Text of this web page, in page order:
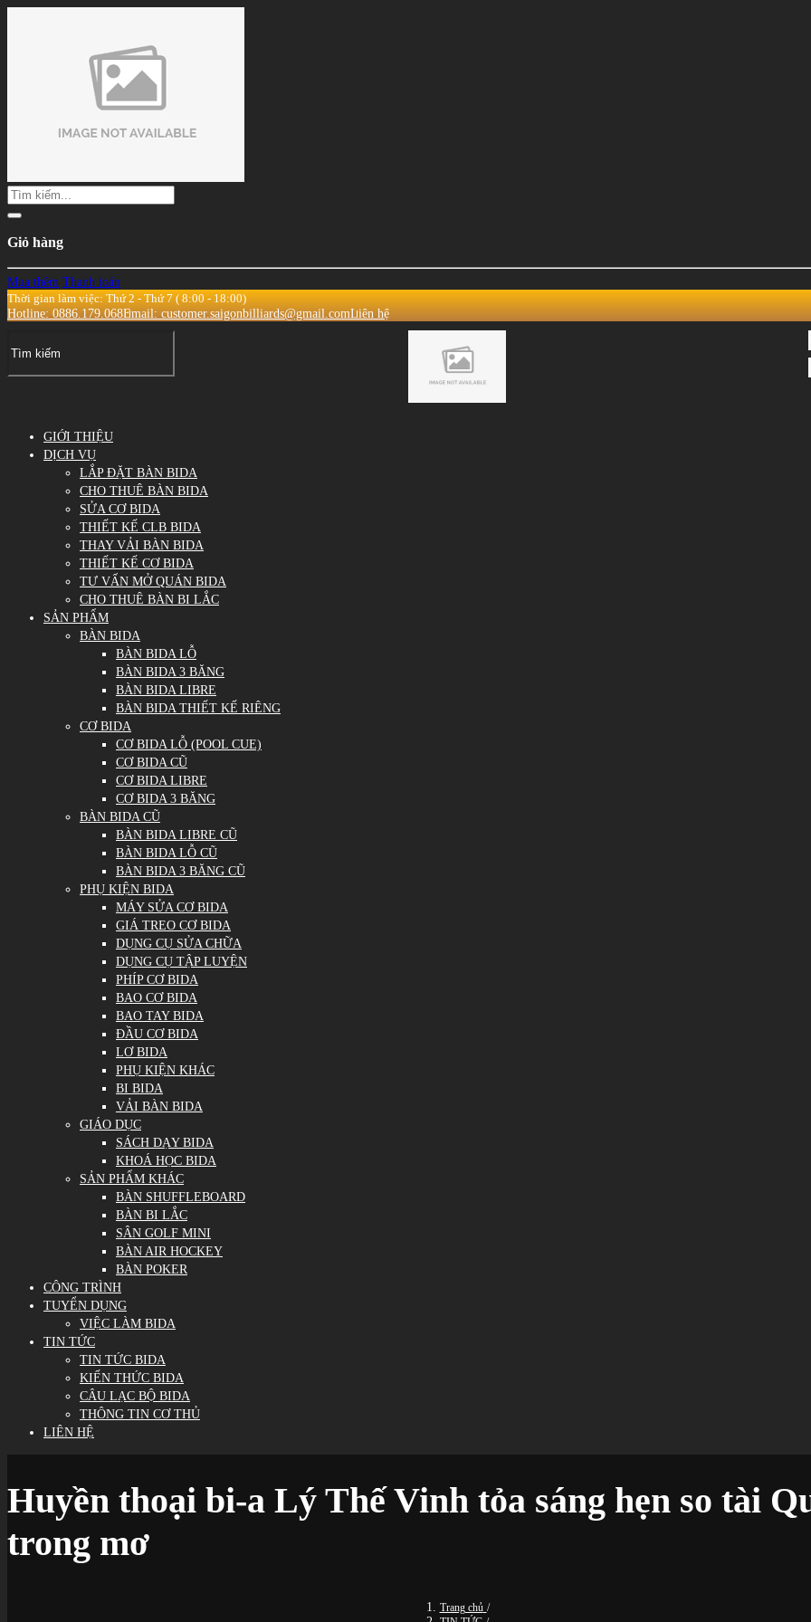
Giỏ hàng
Mua thêm Thanh toán
Thời gian làm việc: Thứ 2 - Thứ 7 ( 8:00 - 18:00)
Hotline: 0886.179.068Email: customer.saigonbilliards@gmail.comLiên hệ
GIỚI THIỆU
DỊCH VỤ
LẮP ĐẶT BÀN BIDA
CHO THUÊ BÀN BIDA
SỬA CƠ BIDA
THIẾT KẾ CLB BIDA
THAY VẢI BÀN BIDA
THIẾT KẾ CƠ BIDA
TƯ VẤN MỞ QUÁN BIDA
CHO THUÊ BÀN BI LẮC
SẢN PHẨM
BÀN BIDA
BÀN BIDA LỖ
BÀN BIDA 3 BĂNG
BÀN BIDA LIBRE
BÀN BIDA THIẾT KẾ RIÊNG
CƠ BIDA
CƠ BIDA LỖ (POOL CUE)
CƠ BIDA CŨ
CƠ BIDA LIBRE
CƠ BIDA 3 BĂNG
BÀN BIDA CŨ
BÀN BIDA LIBRE CŨ
BÀN BIDA LỖ CŨ
BÀN BIDA 3 BĂNG CŨ
PHỤ KIỆN BIDA
MÁY SỬA CƠ BIDA
GIÁ TREO CƠ BIDA
DỤNG CỤ SỬA CHỮA
DỤNG CỤ TẬP LUYỆN
PHÍP CƠ BIDA
BAO CƠ BIDA
BAO TAY BIDA
ĐẦU CƠ BIDA
LƠ BIDA
PHỤ KIỆN KHÁC
BI BIDA
VẢI BÀN BIDA
GIÁO DỤC
SÁCH DẠY BIDA
KHOÁ HỌC BIDA
SẢN PHẨM KHÁC
BÀN SHUFFLEBOARD
BÀN BI LẮC
SÂN GOLF MINI
BÀN AIR HOCKEY
BÀN POKER
CÔNG TRÌNH
TUYỂN DỤNG
VIỆC LÀM BIDA
TIN TỨC
TIN TỨC BIDA
KIẾN THỨC BIDA
CÂU LẠC BỘ BIDA
THÔNG TIN CƠ THỦ
LIÊN HỆ
Huyền thoại bi-a Lý Thế Vinh tỏa sáng hẹn so tài
trong mơ
Trang chủ /